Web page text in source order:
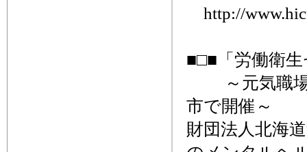
http://
■□■「労働衛
～元気職場
市で開催～
財団法人北海